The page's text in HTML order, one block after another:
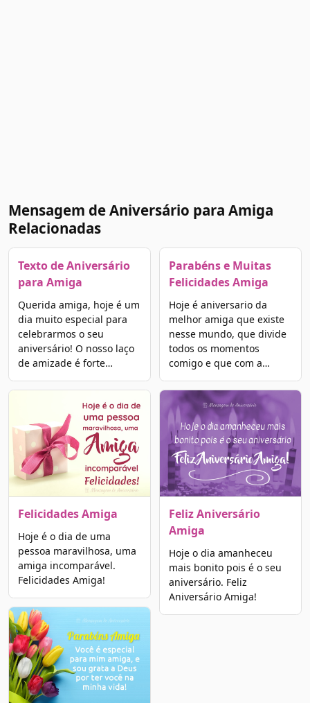
Mensagem de Aniversário para Amiga
Relacionadas
Texto de Aniversário
para Amiga
Querida amiga, hoje é um
dia muito especial para
celebrarmos o seu
aniversário! O nosso laço
de amizade é forte…
Felicidades Amiga
Hoje é o dia de uma
pessoa maravilhosa, uma
amiga incomparável.
Felicidades Amiga!
Parabéns e Muitas
Felicidades Amiga
Hoje é aniversario da
melhor amiga que existe
nesse mundo, que divide
todos os momentos
comigo e que com a…
Feliz Aniversário
Amiga
Hoje o dia amanheceu
mais bonito pois é o seu
aniversário. Feliz
Aniversário Amiga!